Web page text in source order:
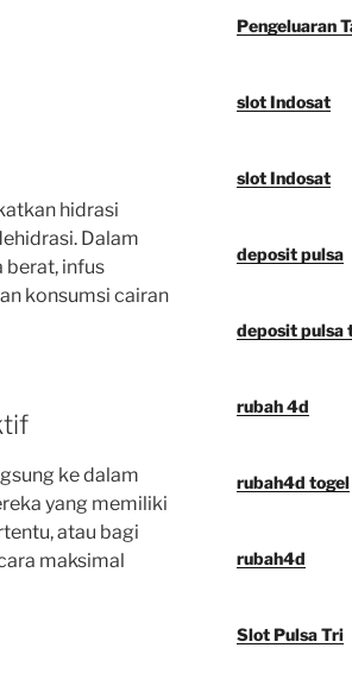
hidrasi
Dalam
berat, infus
konsumsi cairan
ke dalam
yang memiliki
atau bagi
maksimal
Pengeluaran
slot Indosat
slot Indosat
deposit pulsa
deposit pulsa
rubah 4d
rubah4d togel
rubah4d
Slot Pulsa Tri